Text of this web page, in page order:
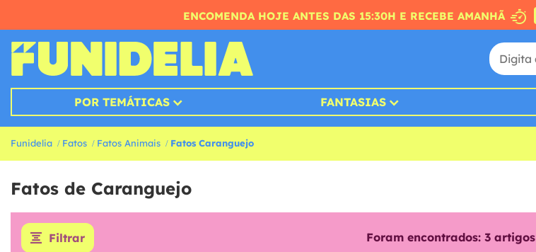
ENCOMENDA HOJE ANTES DAS 15:30H E RECEBE AMANHÃ
POR TEMÁTICAS FANTASIAS
Funidelia Fatos Fatos Animais Fatos Caranguejo
Fatos de Caranguejo
Filtrar Foram encontrados: 3 artigos